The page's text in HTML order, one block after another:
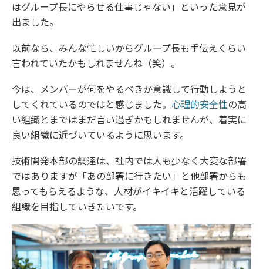
はグループ長にやらせる仕事じゃない」といった意見が
出ました。
以前なら、みんな忙しいからグループ長も手伝えくらい
言われていたかもしれませんね（笑）。
今は、メンバーが何をやるべきか意識して行動しようと
してくれているのではと感じました。 心理的安全性の高
い組織とまではまだ言い過ぎかもしれませんが、着実に
良い組織に近づいているように思います。
技術開発本部の調達は、社内では人も少なく大変な部署
ではありますが「あの部署に行きたい」と他部署からも
思ってもらえるような、人材がイキイキと活躍している
組織を目指していきたいです。